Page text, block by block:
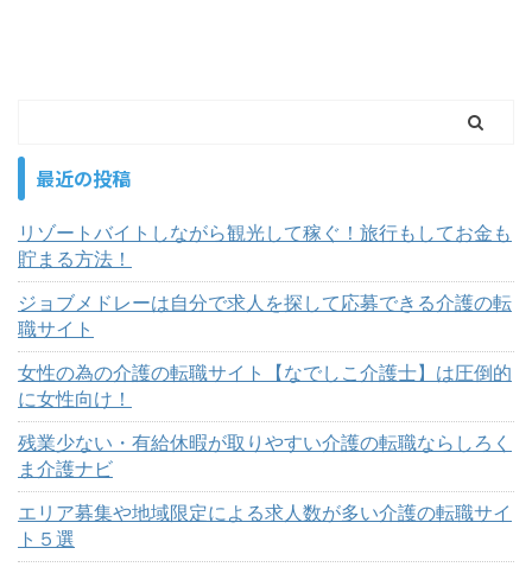
最近の投稿
リゾートバイトしながら観光して稼ぐ！旅行もしてお金も
貯まる方法！
ジョブメドレーは自分で求人を探して応募できる介護の転
職サイト
女性の為の介護の転職サイト【なでしこ介護士】は圧倒的
に女性向け！
残業少ない・有給休暇が取りやすい介護の転職ならしろく
ま介護ナビ
エリア募集や地域限定による求人数が多い介護の転職サイ
ト５選